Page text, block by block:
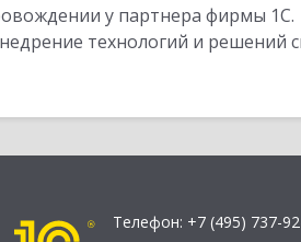
у партнера фирмы 1С.
технологий и решений
Телефон: +7 (495) 737-